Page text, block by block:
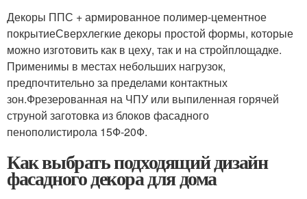
Декоры ППС + армированное полимер-цементное
покрытиеСверхлегкие декоры простой формы, которые
можно изготовить как в цеху, так и на стройплощадке.
Применимы в местах небольших нагрузок,
предпочтительно за пределами контактных
зон.Фрезерованная на ЧПУ или выпиленная горячей
струной заготовка из блоков фасадного
пенополистирола 15Ф-20Ф.
Как выбрать подходящий дизайн
фасадного декора для дома